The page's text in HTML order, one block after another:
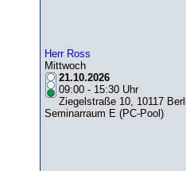
Herr Ross
Mittwoch
21.10.2026
09:00 - 15:30 Uhr
Ziegelstraße 10, 10117
Seminarraum E (PC-Pool)